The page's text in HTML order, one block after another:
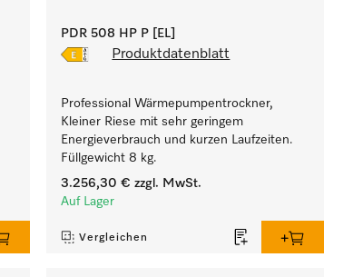
PDR 508 HP P [EL]
Produktdatenblatt
Professional Wärmepumpentrockner,
Kleiner Riese mit sehr geringem
Energieverbrauch und kurzen Laufzeiten.
Füllgewicht 8 kg.
3.256,30 € zzgl. MwSt.
Auf Lager
Vergleichen